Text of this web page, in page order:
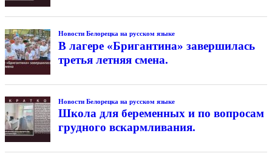
Новости Белорецка на русском языке
В лагере «Бригантина» завершилась
третья летняя смена.
Новости Белорецка на русском языке
Школа для беременных и по вопросам
грудного вскармливания.